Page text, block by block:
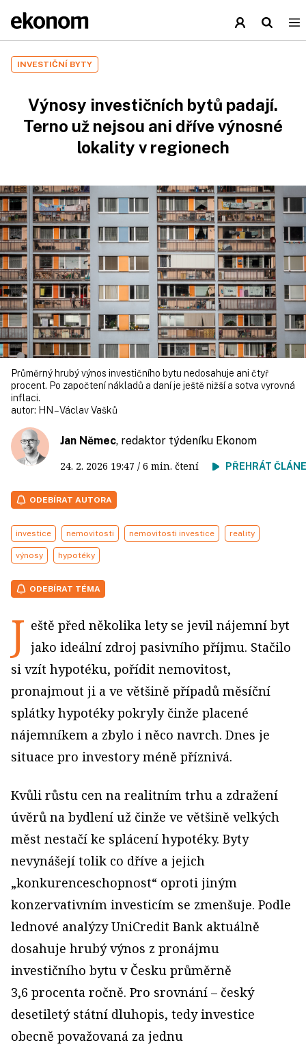
INVESTIČNÍ BYTY
Výnosy investičních bytů padají.
Terno už nejsou ani dříve výnosné
lokality v regionech
Průměrný hrubý výnos investičního bytu nedosahuje ani čtyř
procent. Po započtení nákladů a daní je ještě nižší a sotva vyrovná
inflaci.
autor: HN – Václav Vašků
Jan Němec, redaktor týdeníku Ekonom
24. 2. 2026 19:47 / 6 min. čtení PŘEHRÁT
ODEBÍRAT AUTORA
investice nemovitosti nemovitosti investice reality
výnosy hypotéky
ODEBÍRAT TÉMA
J eště před několika lety se jevil nájemní byt
jako ideální zdroj pasivního příjmu. Stačilo
si vzít hypotéku, pořídit nemovitost,
pronajmout ji a ve většině případů měsíční
splátky hypotéky pokryly činže placené
nájemníkem a zbylo i něco navrch. Dnes je
situace pro investory méně příznivá.
Kvůli růstu cen na realitním trhu a zdražení
úvěrů na bydlení už činže ve většině velkých
měst nestačí ke splácení hypotéky. Byty
nevynášejí tolik co dříve a jejich
„konkurenceschopnost“ oproti jiným
konzervativním investicím se zmenšuje. Podle
lednové analýzy UniCredit Bank aktuálně
dosahuje hrubý výnos z pronájmu
investičního bytu v Česku průměrně
3,6 procenta ročně. Pro srovnání – český
desetiletý státní dluhopis, tedy investice
obecně považovaná za jednu